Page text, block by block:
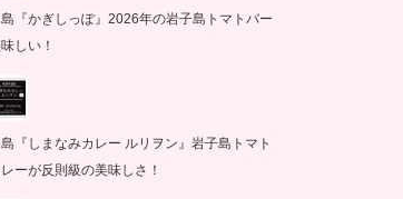
『かぎしっぽ』2026年の岩子島トマトバー
しい！
『しまなみカレー ルリヲン』岩子島トマト
ーが反則級の美味しさ！